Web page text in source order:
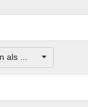
als ...